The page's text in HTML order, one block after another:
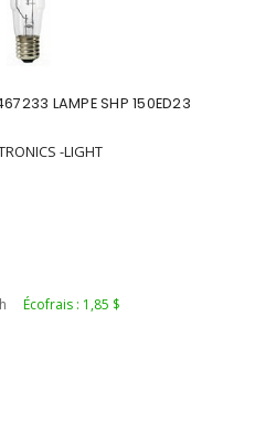
LAMPE SHP 150ED23
-LIGHT
Écofrais : 1,85 $